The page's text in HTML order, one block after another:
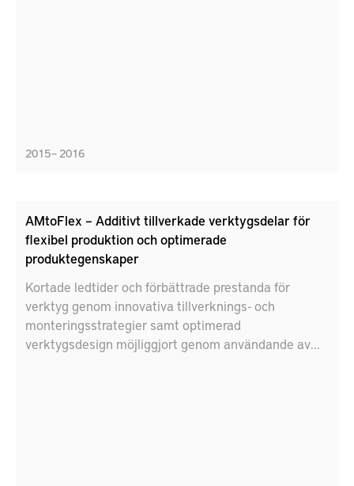
2015 – 2016
AMtoFlex – Additivt tillverkade verktygsdelar för
flexibel produktion och optimerade
produktegenskaper
Kortade ledtider och förbättrade prestanda för
verktyg genom innovativa tillverknings- och
monteringsstrategier samt optimerad
verktygsdesign möjliggjort genom användande av